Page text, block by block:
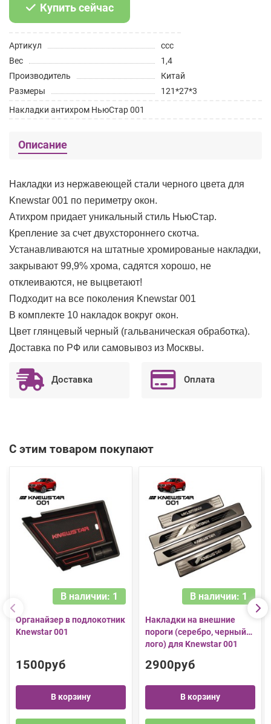
Купить сейчас
Артикул
ссс
Вес
1,4
Производитель
Китай
Размеры
121*27*3
Накладки антихром НьюСтар 001
Описание
Накладки из нержавеющей стали черного цвета для
Knewstar 001 по периметру окон.
Атихром придает уникальный стиль НьюСтар.
Крепление за счет двухстороннего скотча.
Устанавливаются на штатные хромированые накладки,
закрывают 99,9% хрома, садятся хорошо, не
отклеиваются, не выцветают!
Подходит на все поколения Knewstar 001
В комплекте 10 накладок вокруг окон.
Цвет глянцевый черный (гальваническая обработка).
Доставка по РФ или самовывоз из Москвы.
Доставка Оплата
С этим товаром покупают
В наличии: 1
Органайзер в подлокотник
Knewstar 001
1500руб
В корзину
В наличии: 1
Накладки на внешние
пороги (серебро, черный
лого) для Knewstar 001
2900руб
В корзину